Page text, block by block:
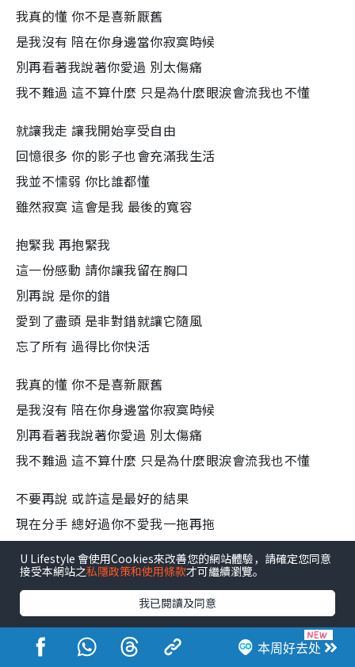
我真的懂 你不是喜新厭舊
是我沒有 陪在你身邊當你寂寞時候
別再看著我說著你愛過 別太傷痛
我不難過 這不算什麼 只是為什麼眼淚會流我也不懂
就讓我走 讓我開始享受自由
回憶很多 你的影子也會充滿我生活
我並不懦弱 你比誰都懂
雖然寂寞 這會是我 最後的寬容
抱緊我 再抱緊我
這一份感動 請你讓我留在胸口
別再說 是你的錯
愛到了盡頭 是非對錯就讓它隨風
忘了所有 過得比你快活
我真的懂 你不是喜新厭舊
是我沒有 陪在你身邊當你寂寞時候
別再看著我說著你愛過 別太傷痛
我不難過 這不算什麼 只是為什麼眼淚會流我也不懂
不要再說 或許這是最好的結果
現在分手 總好過你不愛我一拖再拖
鬆開你的手 離開你左右
我向前走 這會是我 真正的解脫
本周好去处
U Lifestyle 會使用Cookies來改善您的網站體驗，請確定您同意
接受本網站之私隱政策和使用條款才可繼續瀏覽。
我已閱讀及同意